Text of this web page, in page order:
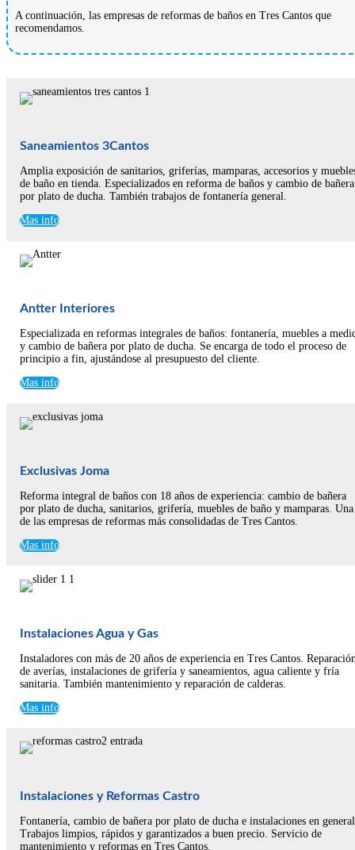
A continuación, las empresas de reformas de baños en Tres Cantos que
recomendamos.
Saneamientos 3Cantos
Amplia exposición de sanitarios, griferías, mamparas, accesorios y
de baño en tienda. Especializados en reforma de baños y cambio de bañera
por plato de ducha. También trabajos de fontanería general.
Mas info
Antter Interiores
Especializada en reformas integrales de baños: fontanería, muebles a
y cambio de bañera por plato de ducha. Se encarga de todo el proceso de
principio a fin, ajustándose al presupuesto del cliente.
Mas info
Exclusivas Joma
Reforma integral de baños con 18 años de experiencia: cambio de bañera
por plato de ducha, sanitarios, grifería, muebles de baño y mamparas. Una
de las empresas de reformas más consolidadas de Tres Cantos.
Mas info
Instalaciones Agua y Gas
Instaladores con más de 20 años de experiencia en Tres Cantos.
de averías, instalaciones de grifería y saneamientos, agua caliente y fría
sanitaria. También mantenimiento y reparación de calderas.
Mas info
Instalaciones y Reformas Castro
Fontanería, cambio de bañera por plato de ducha e instalaciones en
Trabajos limpios, rápidos y garantizados a buen precio. Servicio de
mantenimiento y reformas en Tres Cantos.